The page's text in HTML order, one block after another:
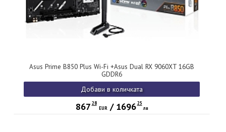
Asus Prime B850 Plus Wi-Fi +Asus Dual RX 9060XT 16GB
GDDR6
Добави в количката
867 28
EUR/ 1696 25
лв